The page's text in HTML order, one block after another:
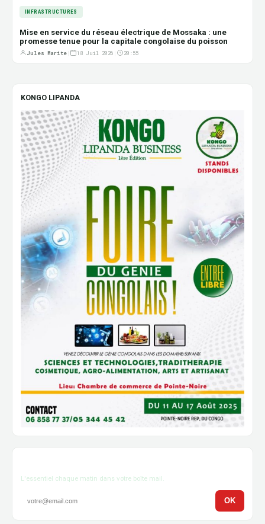
INFRASTRUCTURES
Mise en service du réseau électrique de Mossaka : une
promesse tenue pour la capitale congolaise du poisson
Jules Marite 18 Juil 2026 20:55
KONGO LIPANDA
L'essentiel chaque matin dans votre boîte mail.
OK